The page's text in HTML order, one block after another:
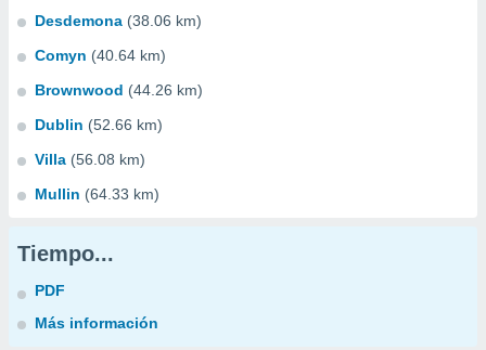
Desdemona (38.06 km)
Comyn (40.64 km)
Brownwood (44.26 km)
Dublin (52.66 km)
Villa (56.08 km)
Mullin (64.33 km)
Tiempo...
PDF
Más información